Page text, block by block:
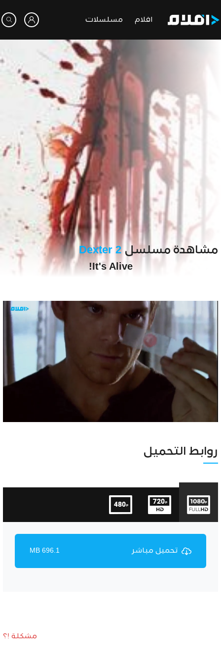
افلام مسلسلات
مشاهدة مسلسل Dexter 2
It's Alive!
Unmute Settings
روابط التحميل
تحميل مباشر 696.1 MB
مشكلة !؟